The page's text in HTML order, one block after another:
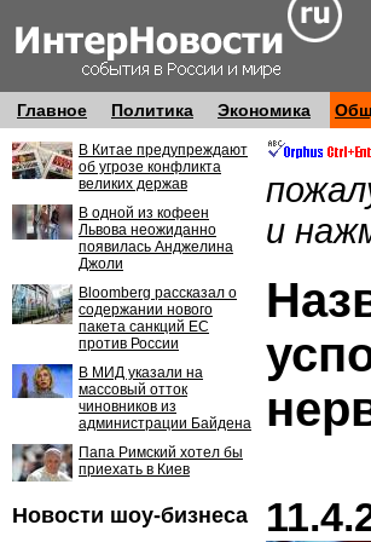
Главное Политика Экономика
В Китае предупреждают
об угрозе конфликта
великих держав
В одной из кофеен
Львова неожиданно
появилась Анджелина
Джоли
Bloomberg рассказал о
содержании нового
пакета санкций ЕС
против России
В МИД указали на
массовый отток
чиновников из
администрации Байдена
Папа Римский хотел бы
приехать в Киев
Новости шоу-бизнеса
и